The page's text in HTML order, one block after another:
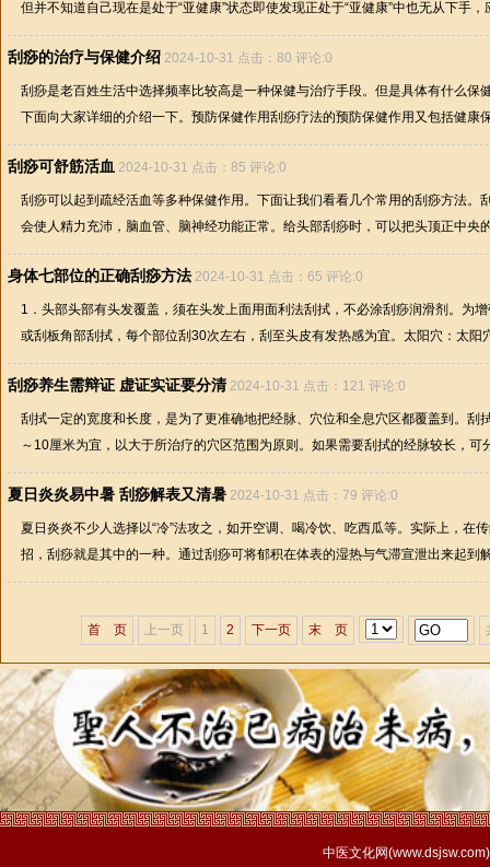
但并不知道自己现在是处于“亚健康”状态即使发现正处于“亚健康”中也无从下手，
刮痧的治疗与保健介绍 2024-10-31 点击：80 评论:0
刮痧是老百姓生活中选择频率比较高是一种保健与治疗手段。但是具体有什么保
下面向大家详细的介绍一下。预防保健作用刮痧疗法的预防保健作用又包括健康
刮痧可舒筋活血 2024-10-31 点击：85 评论:0
刮痧可以起到疏经活血等多种保健作用。下面让我们看看几个常用的刮痧方法。
会使人精力充沛，脑血管、脑神经功能正常。给头部刮痧时，可以把头顶正中央
身体七部位的正确刮痧方法 2024-10-31 点击：65 评论:0
1．头部头部有头发覆盖，须在头发上面用面利法刮拭，不必涂刮痧润滑剂。为
或刮板角部刮拭，每个部位刮30次左右，刮至头皮有发热感为宜。太阳穴：太阳
刮痧养生需辩证 虚证实证要分清 2024-10-31 点击：121 评论:0
刮拭一定的宽度和长度，是为了更准确地把经脉、穴位和全息穴区都覆盖到。刮
～10厘米为宜，以大于所治疗的穴区范围为原则。如果需要刮拭的经脉较长，可
夏日炎炎易中暑 刮痧解表又清暑 2024-10-31 点击：79 评论:0
夏日炎炎不少人选择以“冷”法攻之，如开空调、喝冷饮、吃西瓜等。实际上，在
招，刮痧就是其中的一种。通过刮痧可将郁积在体表的湿热与气滞宣泄出来起到
首 页 上一页 1 2 下一页 末 页
中医文化网(www.dsjsw.com